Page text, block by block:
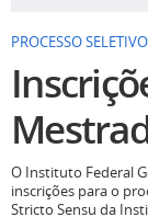
PROCESSO SELETIVO
O Instituto Federal
inscrições para o
Stricto Sensu da